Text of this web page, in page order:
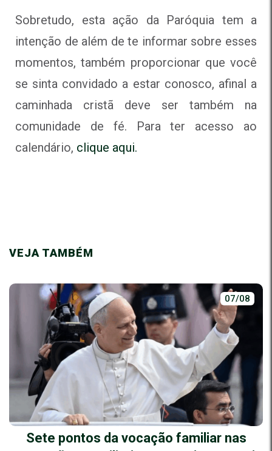
Sobretudo, esta ação da Paróquia tem a
intenção de além de te informar sobre esses
momentos, também proporcionar que você
se sinta convidado a estar conosco, afinal a
caminhada cristã deve ser também na
comunidade de fé. Para ter acesso ao
calendário, clique aqui.
VEJA TAMBÉM
07/08
Sete pontos da vocação familiar nas